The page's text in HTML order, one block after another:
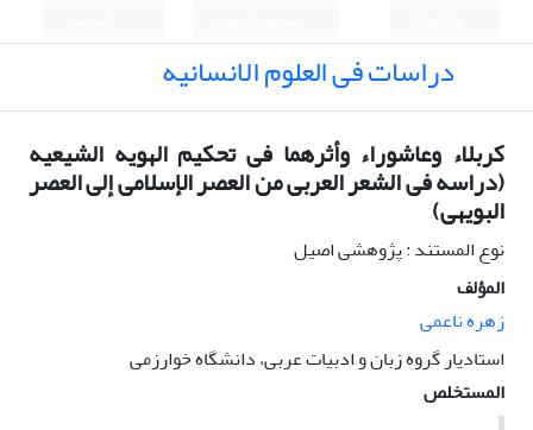
دراسات فی العلوم الانسانیه
کربلاء وعاشوراء وأثرهما فی تحکیم الهویه الشیعیه
(دراسه فی الشعر العربی من العصر الإسلامی إلی العصر
البویهی)
نوع المستند : پژوهشی اصیل
المؤلف
زهره ناعمی
استادیار گروه زبان و ادبیات عربی، دانشگاه خوارزمی
المستخلص